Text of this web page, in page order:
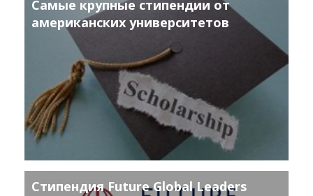
Самые крупные стипендии от
американских университетов
Стипендия Future Global Leaders